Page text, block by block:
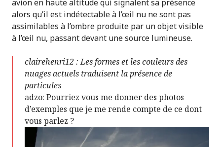
avion en haute altitude qui signalent sa présence
alors qu’il est indétectable à l’œil nu ne sont pas
assimilables à l’ombre produite par un objet visible
à l’œil nu, passant devant une source lumineuse.
clairehenri12 : Les formes et les couleurs des
nuages actuels traduisent la présence de
particules
adzo: Pourriez vous me donner des photos
d’exemples que je me rende compte de ce dont
vous parlez ?